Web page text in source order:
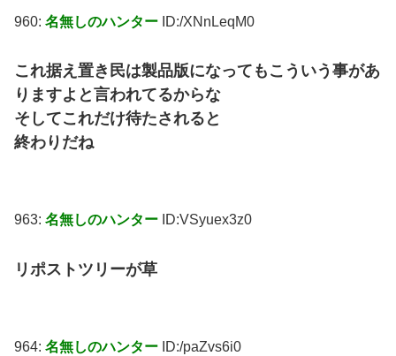
960: 名無しのハンター ID:/XNnLeqM0
これ据え置き民は製品版になってもこういう事があ
りますよと言われてるからな
そしてこれだけ待たされると
終わりだね
963: 名無しのハンター ID:VSyuex3z0
リポストツリーが草
964: 名無しのハンター ID:/paZvs6i0